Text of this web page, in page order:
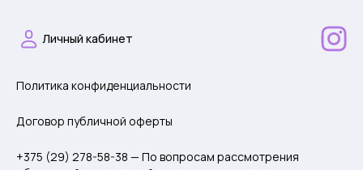
Личный кабинет
Политика конфиденциальности
Договор публичной оферты
+375 (29) 278-58-38 — По вопросам рассмотрения